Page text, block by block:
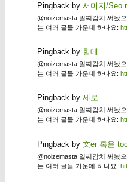
Pingback by 서미지/Seo
@noizemasta 일찌감치 써놨
는 여러 글들 가운데 하나요:
Pingback by 힐데
@noizemasta 일찌감치 써놨
는 여러 글들 가운데 하나요:
Pingback by 세로
@noizemasta 일찌감치 써놨
는 여러 글들 가운데 하나요:
Pingback by 文er 혹은
@noizemasta 일찌감치 써놨
는 여러 글들 가운데 하나요: